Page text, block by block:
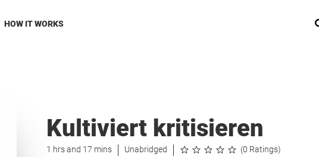
HOW IT WORKS
Kultiviert kritisieren
1 hrs and 17 mins Unabridged (0 Ratings)